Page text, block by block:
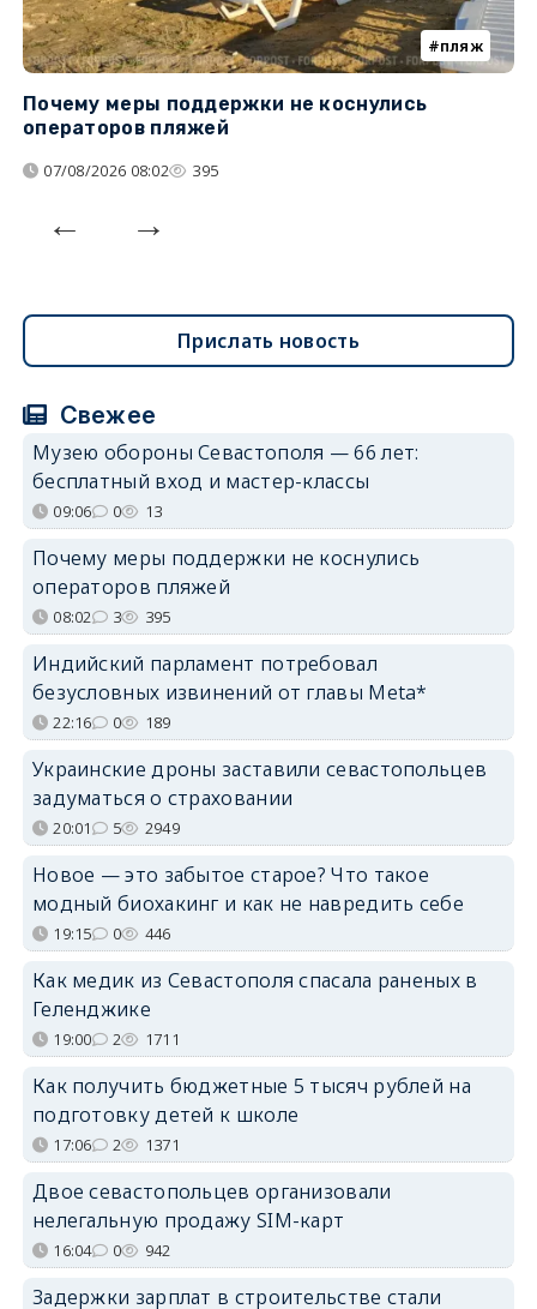
пляж
Почему меры поддержки не коснулись
операторов пляжей
07/08/2026 08:02 395
Прислать новость
Свежее
Музею обороны Севастополя — 66 лет:
бесплатный вход и мастер-классы
09:06 0 13
Почему меры поддержки не коснулись
операторов пляжей
08:02 3 395
Индийский парламент потребовал
безусловных извинений от главы Meta*
22:16 0 189
Украинские дроны заставили севастопольцев
задуматься о страховании
20:01 5 2949
Новое — это забытое старое? Что такое
модный биохакинг и как не навредить себе
19:15 0 446
Как медик из Севастополя спасала раненых в
Геленджике
19:00 2 1711
Как получить бюджетные 5 тысяч рублей на
подготовку детей к школе
17:06 2 1371
Двое севастопольцев организовали
нелегальную продажу SIM-карт
16:04 0 942
Задержки зарплат в строительстве стали